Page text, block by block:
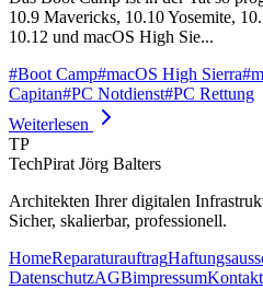
10.9 Mavericks, 10.10 Yosemite,
10.12 und macOS High Sie...
#Boot Camp#macOS High Sierra#
Capitan#PC Notdienst#PC Rettung
Weiterlesen
TP
TechPirat Jörg Balters
Architekten Ihrer digitalen
Sicher, skalierbar, professionell.
HomeReparaturauftrag
DatenschutzAGBimpressumKontakt